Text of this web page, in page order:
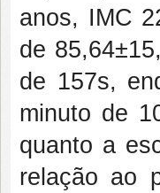
anos, IMC
de
de 157s,
minuto de
quanto a
relação ao